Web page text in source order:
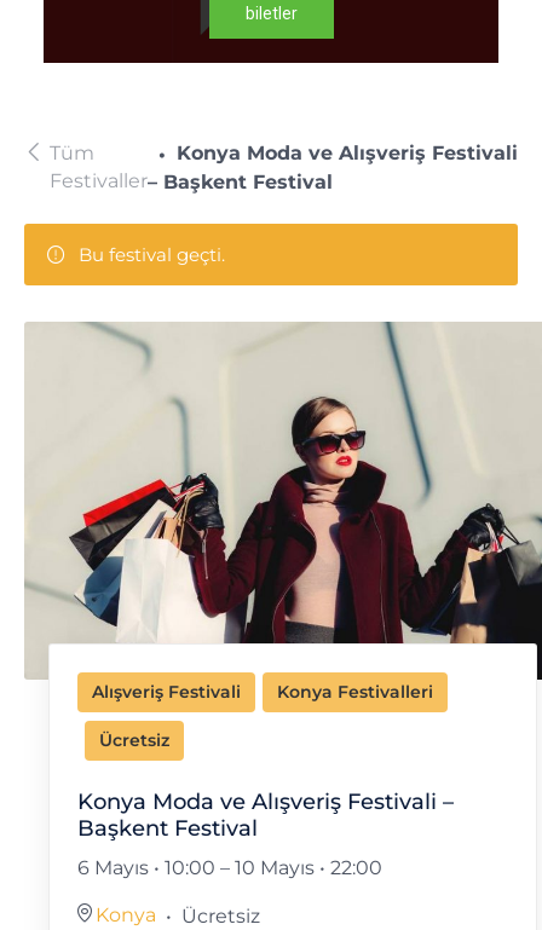
biletler
Tüm
Festivaller
Konya Moda ve Alışveriş Festivali
– Başkent Festival
Bu festival geçti.
Alışveriş Festivali Konya Festivalleri
Ücretsiz
Konya Moda ve Alışveriş Festivali –
Başkent Festival
6 Mayıs • 10:00 – 10 Mayıs • 22:00
Konya Ücretsiz